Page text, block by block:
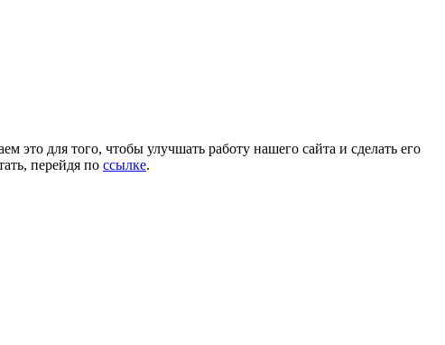
для того, чтобы улучшать работу нашего сайта и сделать его
перейдя по ссылке.